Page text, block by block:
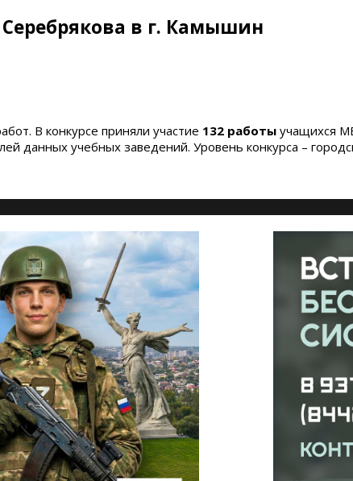
в г. Камышин
В конкурсе приняли участие 132 работы учащихся
данных учебных заведений. Уровень конкурса –